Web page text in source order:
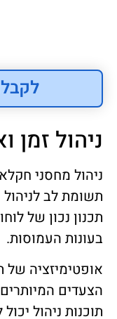
ניהול זמן
ניהול מחסני
תשומת לב
תכנון נכון של
בעונות העמוסות.
אופטימיזציה של
הצעדים
תוכנות ניהול